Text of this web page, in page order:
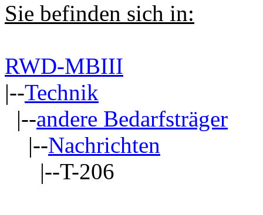
Sie befinden sich in:
RWD-MBIII
|--Technik
|--andere Bedarfsträger
|--Nachrichten
|--T-206